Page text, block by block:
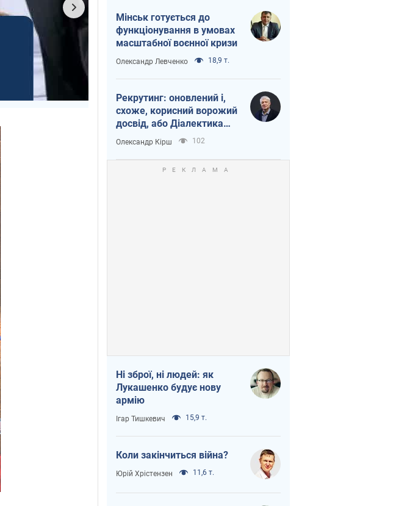
Мінськ готується до
функціонування в умовах
масштабної воєнної кризи
Олександр Левченко 18,9 т.
Рекрутинг: оновлений і,
схоже, корисний ворожий
досвід, або Діалектика
вибагливого боягузтва
Олександр Кірш 102
Ні зброї, ні людей: як
Лукашенко будує нову
армію
Ігар Тишкевич 15,9 т.
Коли закінчиться війна?
Юрій Хрістензен 11,6 т.